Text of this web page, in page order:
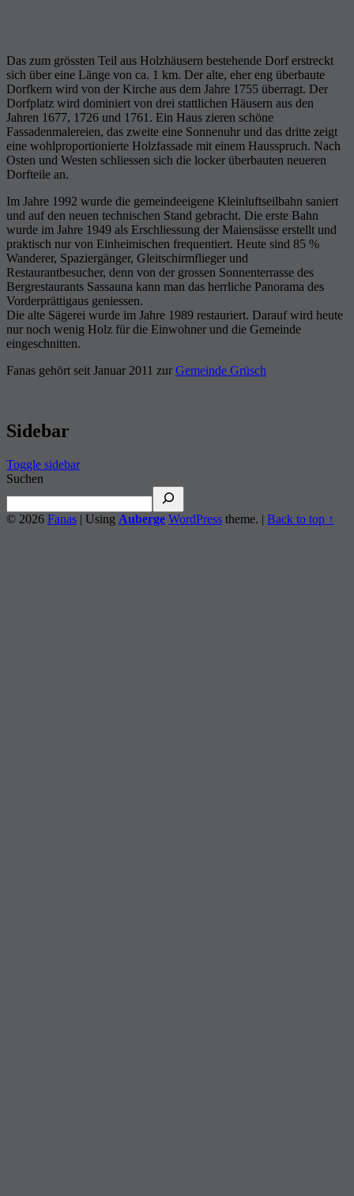
Das zum grössten Teil aus Holzhäusern bestehende Dorf erstreckt
sich über eine Länge von ca. 1 km. Der alte, eher eng überbaute
Dorfkern wird von der Kirche aus dem Jahre 1755 überragt. Der
Dorfplatz wird dominiert von drei stattlichen Häusern aus den
Jahren 1677, 1726 und 1761. Ein Haus zieren schöne
Fassadenmalereien, das zweite eine Sonnenuhr und das dritte zeigt
eine wohlproportionierte Holzfassade mit einem Hausspruch. Nach
Osten und Westen schliessen sich die locker überbauten neueren
Dorfteile an.
Im Jahre 1992 wurde die gemeindeeigene Kleinluftseilbahn saniert
und auf den neuen technischen Stand gebracht. Die erste Bahn
wurde im Jahre 1949 als Erschliessung der Maiensässe erstellt und
praktisch nur von Einheimischen frequentiert. Heute sind 85 %
Wanderer, Spaziergänger, Gleitschirmflieger und
Restaurantbesucher, denn von der grossen Sonnenterrasse des
Bergrestaurants Sassauna kann man das herrliche Panorama des
Vorderprättigaus geniessen.
Die alte Sägerei wurde im Jahre 1989 restauriert. Darauf wird heute
nur noch wenig Holz für die Einwohner und die Gemeinde
eingeschnitten.
Fanas gehört seit Januar 2011 zur Gemeinde Grüsch
Sidebar
Toggle sidebar
Suchen
© 2026 Fanas | Using Auberge WordPress theme. | Back to top ↑